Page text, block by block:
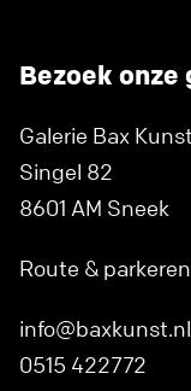
Bezoek onze
Galerie Bax Kunst
Singel 82
8601 AM Sneek
Route & parkeren
info@baxkunst.nl
0515 422772